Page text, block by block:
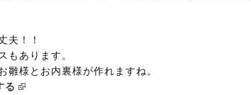
夫！！
もあります。
雛様とお内裏様が作れますね。
る